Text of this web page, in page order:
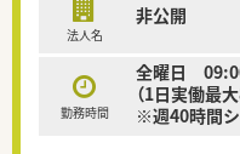
法人名
非公開
勤務時間
全曜日
（1日実働最
※週40時間